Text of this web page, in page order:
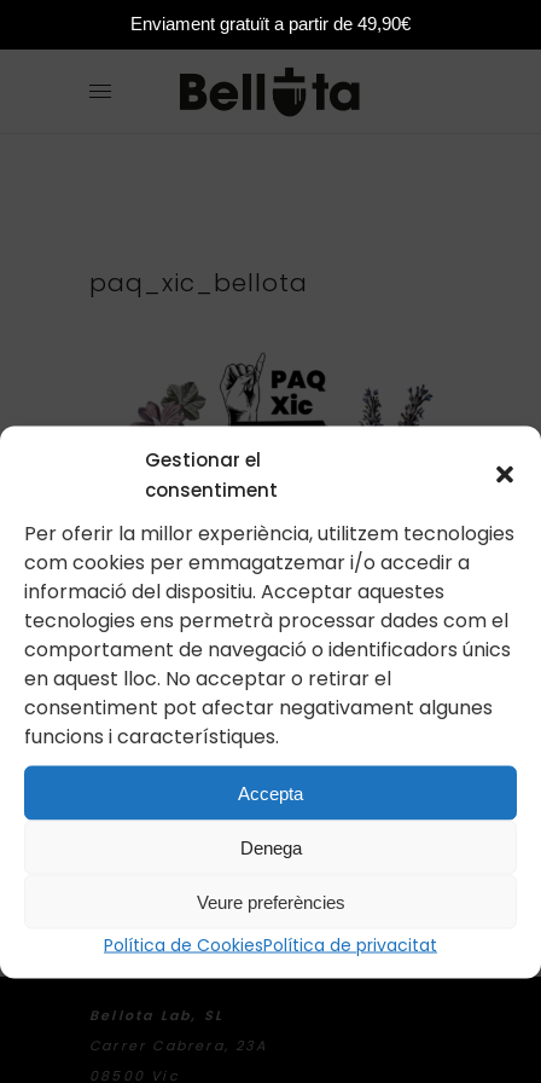
Enviament gratuït a partir de 49,90€
Gestionar el
consentiment
Per oferir la millor experiència, utilitzem tecnologies
com cookies per emmagatzemar i/o accedir a
informació del dispositiu. Acceptar aquestes
tecnologies ens permetrà processar dades com el
comportament de navegació o identificadors únics
en aquest lloc. No acceptar o retirar el
consentiment pot afectar negativament algunes
funcions i característiques.
Accepta
Denega
Veure preferències
Política de CookiesPolítica de privacitat
paq_xic_bellota
28/11/2024
Bellota Lab, SL
Carrer Cabrera, 23A
08500 Vic